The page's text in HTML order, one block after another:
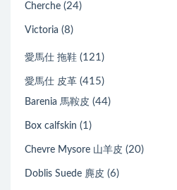
Cherche (24)
Victoria (8)
愛馬仕 拖鞋 (121)
愛馬仕 皮革 (415)
Barenia 馬鞍皮 (44)
Box calfskin (1)
Chevre Mysore 山羊皮 (20)
Doblis Suede 麂皮 (6)